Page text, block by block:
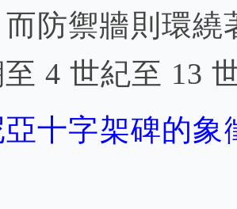
防禦牆則環
4 世紀至 13
十字架碑的象